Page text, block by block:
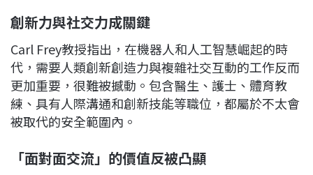
創新力與社交力成關鍵
Carl Frey教授指出，在機器人和人工智慧崛起的時
代，需要人類創新創造力與複雜社交互動的工作反而
更加重要，很難被撼動。包含醫生、護士、體育教
練、具有人際溝通和創新技能等職位，都屬於不太會
被取代的安全範圍內。
「面對面交流」的價值反被凸顯